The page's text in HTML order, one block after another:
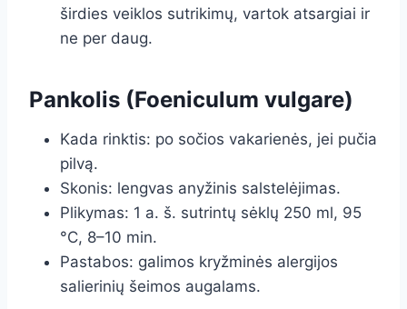
širdies veiklos sutrikimų, vartok atsargiai ir
ne per daug.
Pankolis (Foeniculum vulgare)
Kada rinktis: po sočios vakarienės, jei pučia
pilvą.
Skonis: lengvas anyžinis salstelėjimas.
Plikymas: 1 a. š. sutrintų sėklų 250 ml, 95
°C, 8–10 min.
Pastabos: galimos kryžminės alergijos
salierinių šeimos augalams.